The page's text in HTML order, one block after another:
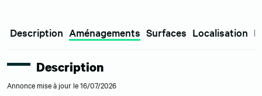
Description Aménagements Surfaces Localisation
Description
Annonce mise à jour le 16/07/2026